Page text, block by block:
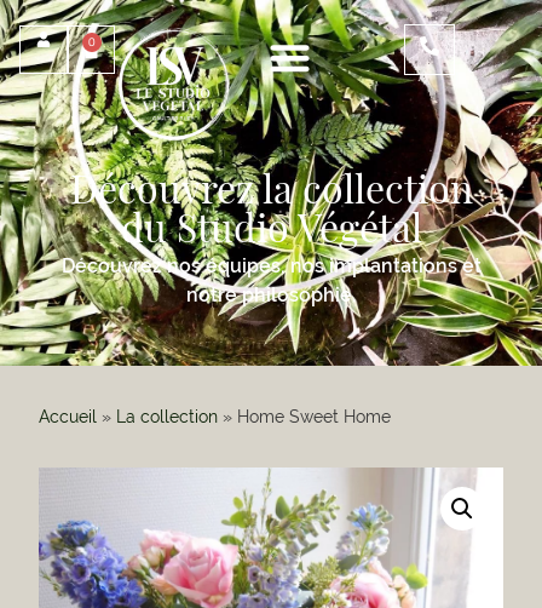
0
Découvrez la collection
du Studio Végétal
Découvrez nos équipes, nos implantations et
notre philosophie.
Accueil » La collection » Home Sweet Home